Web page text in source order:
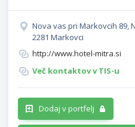
Nova vas pri Markovcih 89,
2281 Markovci
http://www.hotel-mitra.si
Več kontaktov v TIS-u
Dodaj v portfelj